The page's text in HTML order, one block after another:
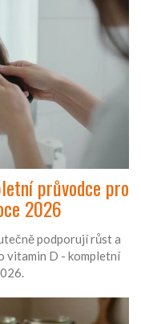
průvodce pro
2026
podporují růst a
vitamin D - kompletní